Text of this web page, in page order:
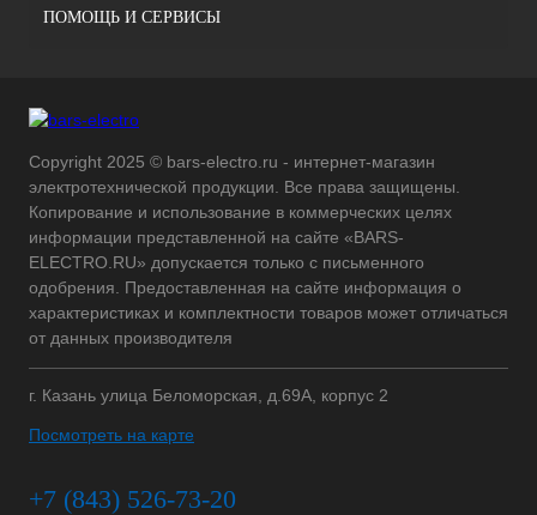
ПОМОЩЬ И СЕРВИСЫ
Copyright 2025 © bars-electro.ru - интернет-магазин
электротехнической продукции. Все права защищены.
Копирование и использование в коммерческих целях
информации представленной на сайте «BARS-
ELECTRO.RU» допускается только с письменного
одобрения. Предоставленная на сайте информация о
характеристиках и комплектности товаров может отличаться
от данных производителя
г. Казань улица Беломорская, д.69А, корпус 2
Посмотреть на карте
+7 (843) 526-73-20